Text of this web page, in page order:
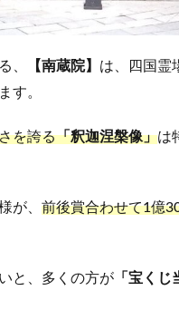
、 【南蔵院】 は、四国霊
す。
を誇る「釈迦涅槃像」は
が、 前後賞合わせて1億
と、多くの方が 「宝くじ